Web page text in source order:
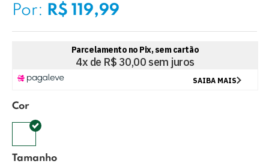
Por: R$ 119,99
Cor
Tamanho